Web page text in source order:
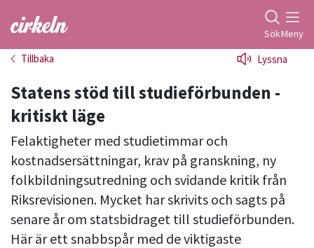
Gå till studiefrämjandets startsida SökMeny
Tillbaka Lyssna
Statens stöd till studieförbunden -
kritiskt läge
Felaktigheter med studietimmar och
kostnadsersättningar, krav på granskning, ny
folkbildningsutredning och svidande kritik från
Riksrevisionen. Mycket har skrivits och sagts på
senare år om statsbidraget till studieförbunden.
Här är ett snabbspår med de viktigaste